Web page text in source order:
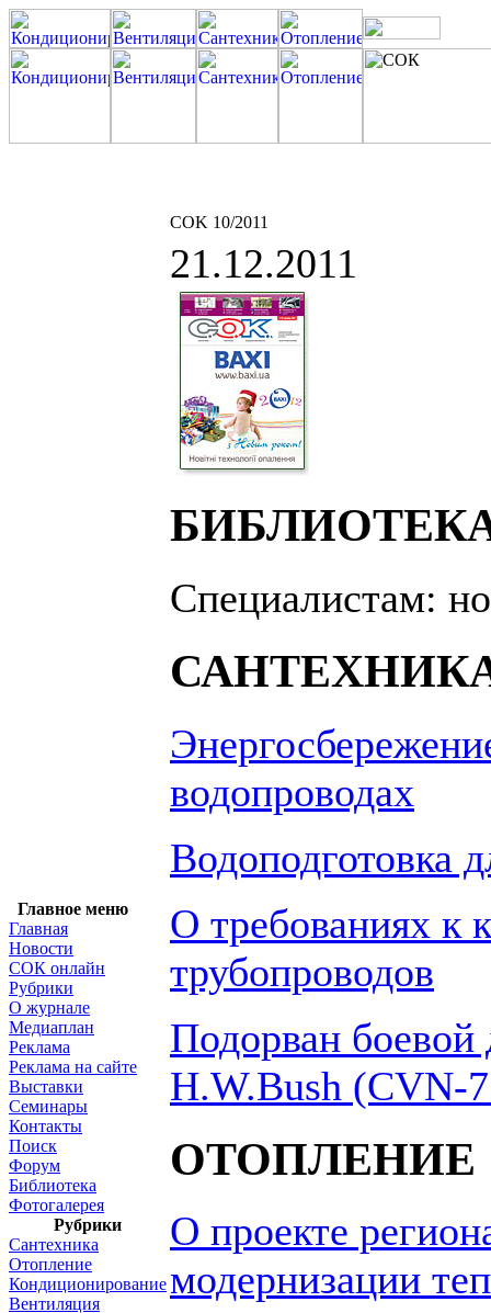
Главное меню
Главная
Новости
СОК онлайн
Рубрики
О журнале
Медиаплан
Реклама
Реклама на сайте
Выставки
Семинары
Контакты
Поиск
Форум
Библиотека
Фотогалерея
Рубрики
Сантехника
Отопление
Кондиционирование
Вентиляция
COK 10/2011
21.12.2011
Специалистам:
водопроводах
Водоподготовка
О требованиях к
трубопроводов
Подорван боевой
H.W.Bush (CVN-
ОТОПЛЕНИЕ
О проекте
модернизации